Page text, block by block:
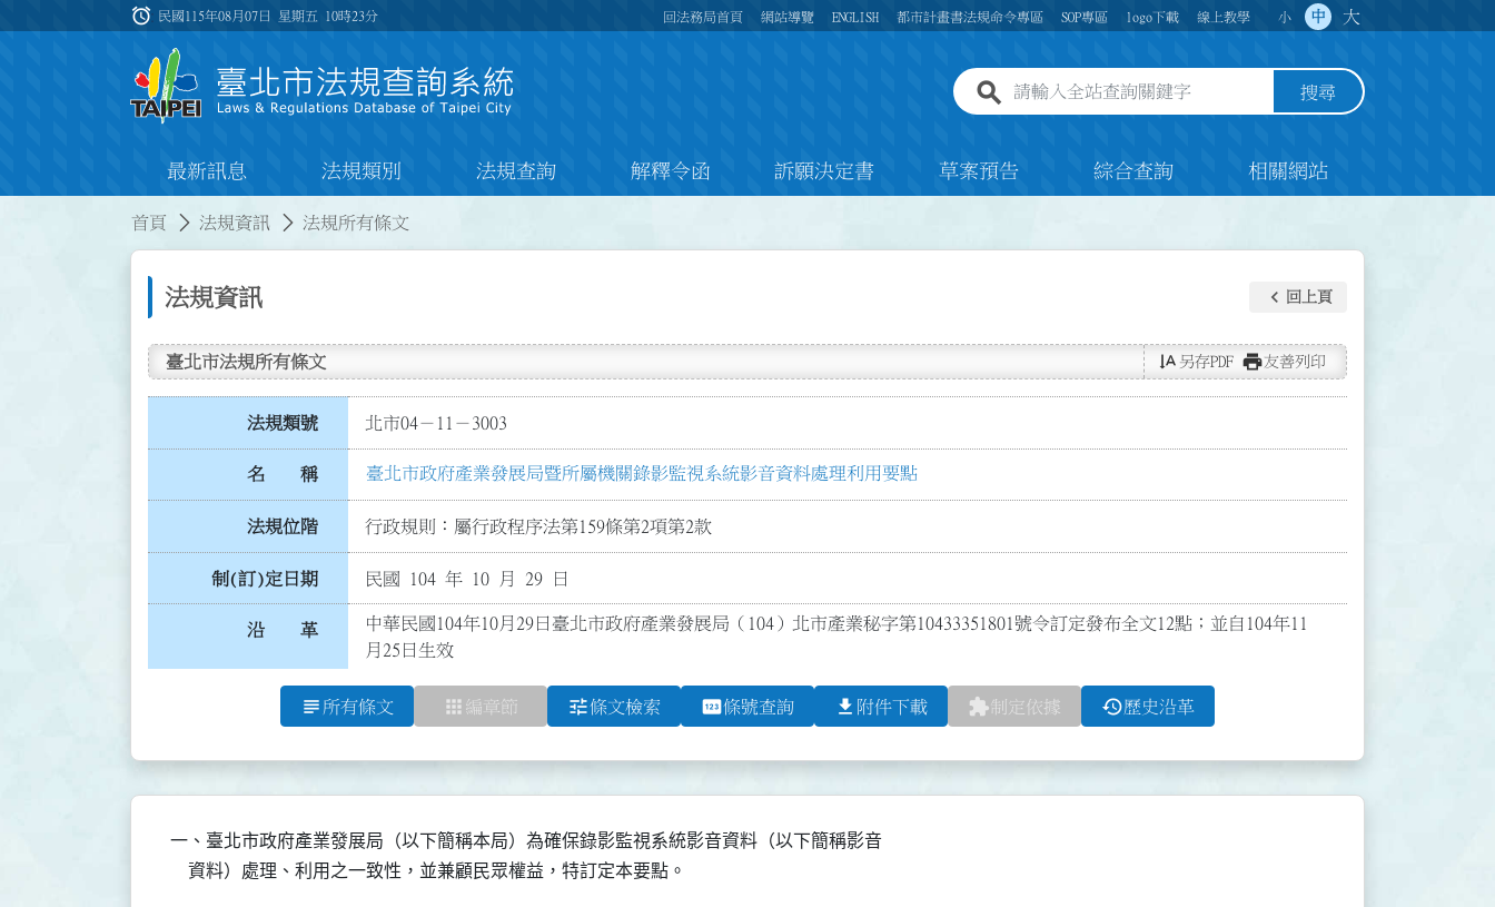
:::
alarm 民國115年08月07日 星期五 10時23分 回法務局首頁 網站導覽 ENGLISH 都市計畫書法規命令專區 SOP專區 logo下載 線上教學 小 中 大
全站查詢關鍵字欄位 搜尋
最新訊息 法規類別 法規查詢 解釋令函 訴願決定書 草案預告 綜合查詢 相關網站
首頁 法規資訊 法規所有條文
法規資訊 keyboard_arrow_left 回上頁
臺北市法規所有條文 text_rotate_vertical 另存PDF print友善列印
法規類號 北市04－11－3003
名 稱 臺北市政府產業發展局暨所屬機關錄影監視系統影音資料處理利用要點
法規位階 行政規則：屬行政程序法第159條第2項第2款
制(訂)定日期 民國 104 年 10 月 29 日
沿 革
中華民國104年10月29日臺北市政府產業發展局（104）北市產業秘字第10433351801號令訂定發布全文12點；並自104年11
月25日生效
subject 所有條文 apps 編章節 tune條文檢索 pin條號查詢 file_download 附件下載 extension制定依據 history歷史沿革
一、臺北市政府產業發展局（以下簡稱本局）為確保錄影監視系統影音資料（以下簡稱影音
    資料）處理、利用之一致性，並兼顧民眾權益，特訂定本要點。